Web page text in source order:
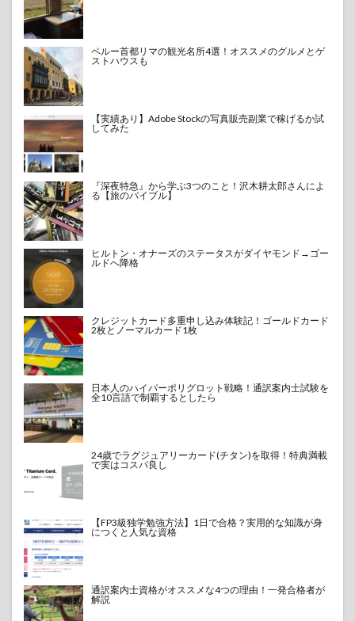
ペルー首都リマの観光名所4選！オススメのグルメとゲ
ストハウスも
【実績あり】Adobe Stockの写真販売副業で稼げるか試
してみた
『深夜特急』から学ぶ3つのこと！沢木耕太郎さんによ
る【旅のバイブル】
ヒルトン・オナーズのステータスがダイヤモンド→ゴー
ルドへ降格
クレジットカード多重申し込み体験記！ゴールドカード
2枚とノーマルカード1枚
日本人のハイパーポリグロット戦略！通訳案内士試験を
全10言語で制覇するとしたら
24歳でラグジュアリーカード(チタン)を取得！特典満載
で実はコスパ良し
【FP3級独学勉強方法】1日で合格？実用的な知識が身
につくと人気な資格
通訳案内士資格がオススメな4つの理由！一発合格者が
解説